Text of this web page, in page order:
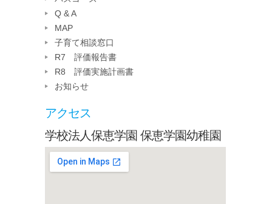
Q & A
MAP
子育て相談窓口
R7 評価報告書
R8 評価実施計画書
お知らせ
アクセス
学校法人保恵学園 保恵学園幼稚園